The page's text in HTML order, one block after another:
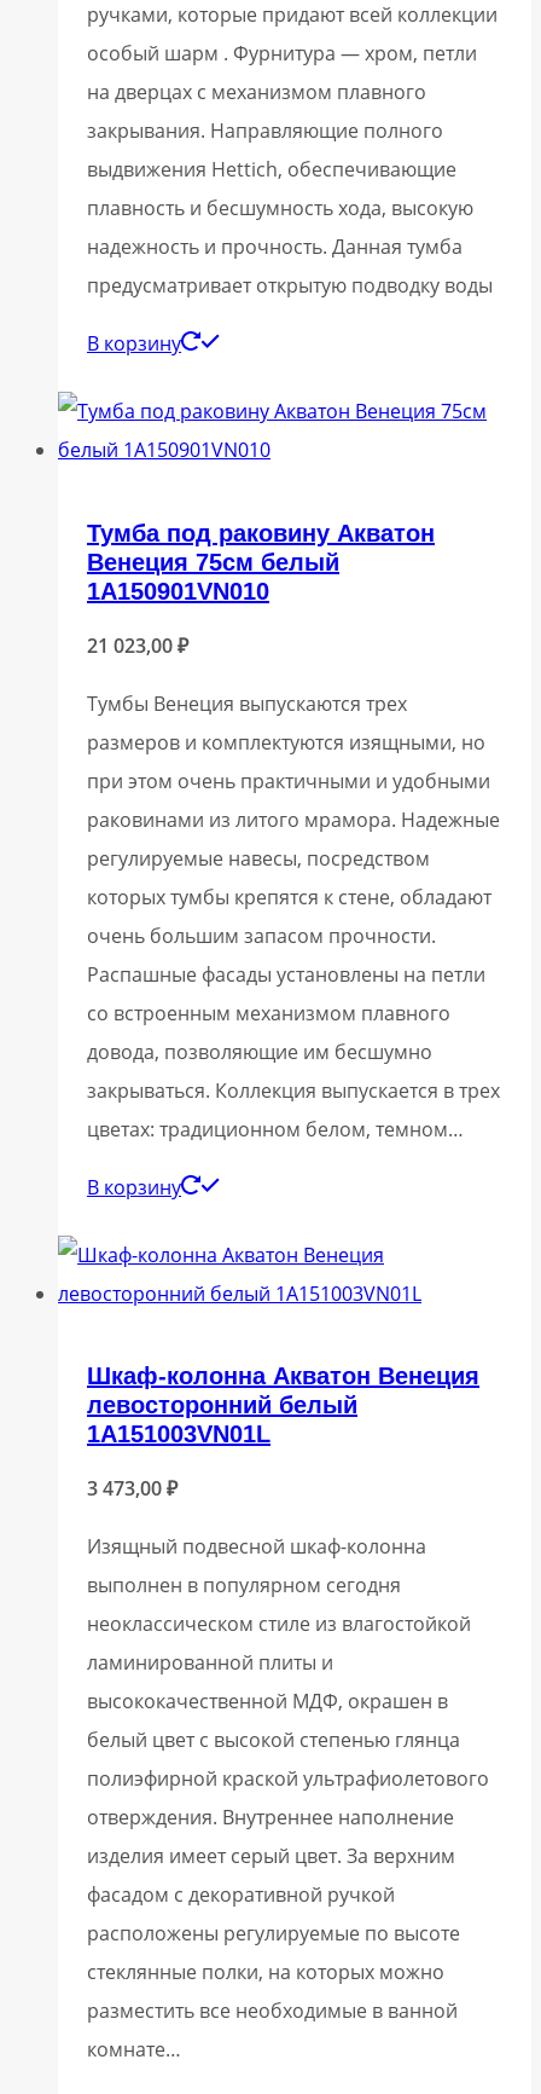
ручками, которые придают всей коллекции
особый шарм . Фурнитура — хром, петли
на дверцах с механизмом плавного
закрывания. Направляющие полного
выдвижения Hettich, обеспечивающие
плавность и бесшумность хода, высокую
надежность и прочность. Данная тумба
предусматривает открытую подводку воды
В корзину
Тумба под раковину Акватон
Венеция 75см белый
1A150901VN010
21 023,00₽
Тумбы Венеция выпускаются трех
размеров и комплектуются изящными, но
при этом очень практичными и удобными
раковинами из литого мрамора. Надежные
регулируемые навесы, посредством
которых тумбы крепятся к стене, обладают
очень большим запасом прочности.
Распашные фасады установлены на петли
со встроенным механизмом плавного
довода, позволяющие им бесшумно
закрываться. Коллекция выпускается в трех
цветах: традиционном белом, темном…
В корзину
Шкаф-колонна Акватон Венеция
левосторонний белый
1A151003VN01L
3 473,00₽
Изящный подвесной шкаф-колонна
выполнен в популярном сегодня
неоклассическом стиле из влагостойкой
ламинированной плиты и
высококачественной МДФ, окрашен в
белый цвет с высокой степенью глянца
полиэфирной краской ультрафиолетового
отверждения. Внутреннее наполнение
изделия имеет серый цвет. За верхним
фасадом с декоративной ручкой
расположены регулируемые по высоте
стеклянные полки, на которых можно
разместить все необходимые в ванной
комнате…